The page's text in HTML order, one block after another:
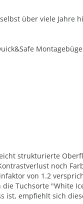
über viele
strukturierte
noch
von 1.2
Tuchsorte
ist, empfiehlt sich